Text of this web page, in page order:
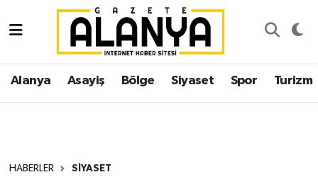
Alanya Asayiş Bölge Siyaset Spor Turizm
HABERLER SIYASET
Alanya
Asayiş
Siyaset
İstanbul Nöbetçi Eczaneler
İstanbul Hava Durumu
Süper Lig Puan Durumu ve Fikstür